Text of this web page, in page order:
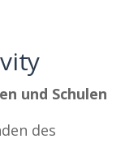
und Schulen
des